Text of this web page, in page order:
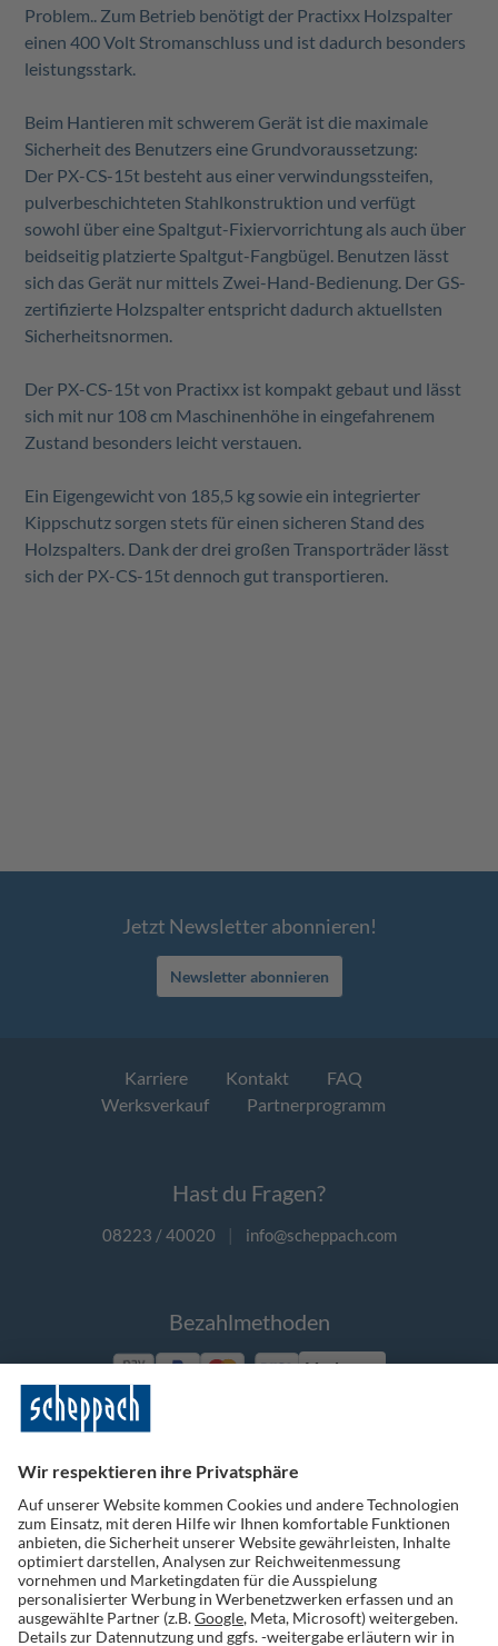
Problem.. Zum Betrieb benötigt der Practixx Holzspalter
einen 400 Volt Stromanschluss und ist dadurch besonders
leistungsstark.
Beim Hantieren mit schwerem Gerät ist die maximale
Sicherheit des Benutzers eine Grundvoraussetzung:
Der PX-CS-15t besteht aus einer verwindungssteifen,
pulverbeschichteten Stahlkonstruktion und verfügt
sowohl über eine Spaltgut-Fixiervorrichtung als auch über
beidseitig platzierte Spaltgut-Fangbügel. Benutzen lässt
sich das Gerät nur mittels Zwei-Hand-Bedienung. Der GS-
zertifizierte Holzspalter entspricht dadurch aktuellsten
Sicherheitsnormen.
Der PX-CS-15tvon Practixx ist kompakt gebaut und lässt
sich mit nur 108 cm Maschinenhöhe in eingefahrenem
Zustand besonders leicht verstauen.
Ein Eigengewicht von 185,5 kg sowie ein integrierter
Kippschutz sorgen stets für einen sicheren Stand des
Holzspalters. Dank der drei großen Transporträder lässt
sich der PX-CS-15tdennoch gut transportieren.
Jetzt Newsletter abonnieren!
Newsletter abonnieren
Karriere Kontakt
FAQ
Werksverkauf
Partnerprogramm
Hast du Fragen?
08223 / 40020 | info@scheppach.com
Bezahlmethoden
Vorkasse
Folge uns auf Social Media